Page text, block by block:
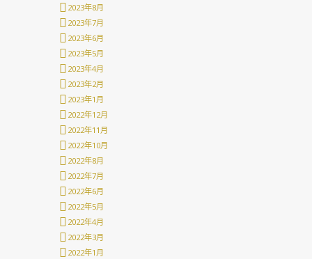
2023年8月
2023年7月
2023年6月
2023年5月
2023年4月
2023年2月
2023年1月
2022年12月
2022年11月
2022年10月
2022年8月
2022年7月
2022年6月
2022年5月
2022年4月
2022年3月
2022年1月